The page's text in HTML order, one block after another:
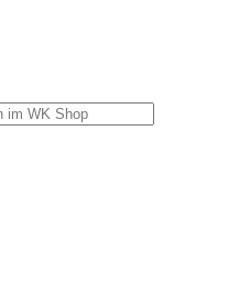
Navigation